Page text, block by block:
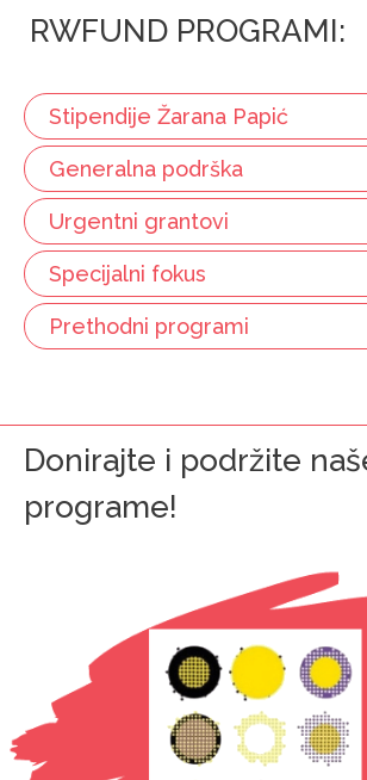
RWFUND PROGRAMI:
Stipendije Žarana Papić
Generalna podrška
Urgentni grantovi
Specijalni fokus
Prethodni programi
Donirajte i podržite
programe!